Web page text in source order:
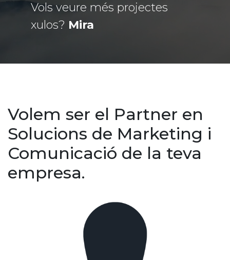
Vols veure més projectes
xulos? Mira
Volem ser el Partner en
Solucions de Marketing i
Comunicació de la teva
empresa.